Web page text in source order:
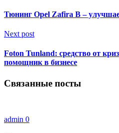
Тюнинг Opel Zafira B –
Next post
Foton Tunland: средство от
помощник в бизнесе
Связанные посты
admin 0